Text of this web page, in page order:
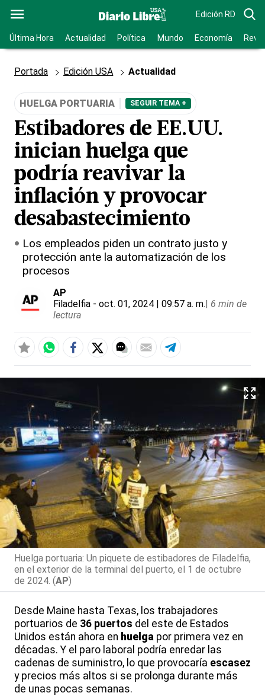
Edición RD
Última Hora Actualidad Política Mundo Economía
Portada Edición USA Actualidad
HUELGA PORTUARIA SEGUIR TEMA +
Estibadores de EE.UU.
inician huelga que
podría reavivar la
inflación y provocar
desabastecimiento
Los empleados piden un contrato justo y
protección ante la automatización de los
procesos
AP
Filadelfia - oct. 01, 2024 | 09:57 a. m.| 6 min de
lectura
Huelga portuaria: Un piquete de estibadores de Filadelfia,
en el exterior de la terminal del puerto, el 1 de octubre
de 2024. (AP)
Desde Maine hasta Texas, los trabajadores
portuarios de 36 puertos del este de Estados
Unidos están ahora en huelga por primera vez en
décadas. Y el paro laboral podría enredar las
cadenas de suministro, lo que provocaría escasez
y precios más altos si se prolonga durante más
de unas pocas semanas.